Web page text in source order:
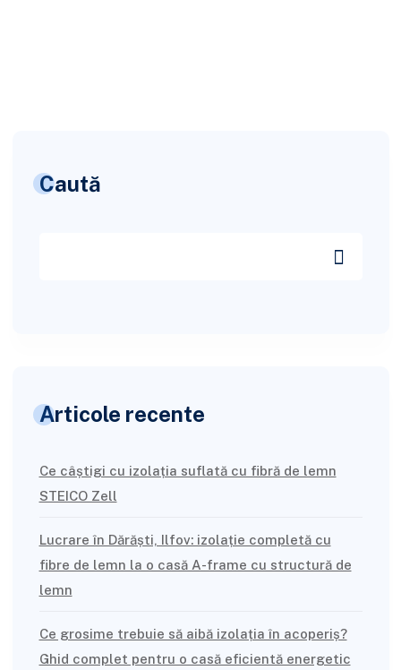
Caută
Articole recente
Ce câștigi cu izolația suflată cu fibră de lemn
STEICO Zell
Lucrare în Dărăști, Ilfov: izolație completă cu
fibre de lemn la o casă A-frame cu structură de
lemn
Ce grosime trebuie să aibă izolația în acoperiș?
Ghid complet pentru o casă eficientă energetic